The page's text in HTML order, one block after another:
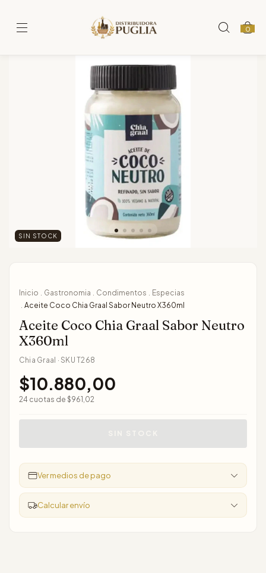
0
SIN STOCK
Inicio . Gastronomia . Condimentos . Especias
. Aceite Coco Chia Graal Sabor Neutro X360ml
Aceite Coco Chia Graal Sabor Neutro
X360ml
Chia Graal · SKUT268
$10.880,00
24 cuotas de $961,02
Ver medios de pago
Calcular envío